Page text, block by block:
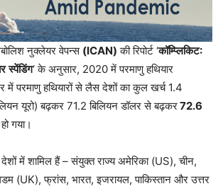
नुक्लेयर वेपन्स (ICAN) की रिपोर्ट ‘कॉम्प्लिकिट:
स्पेंडिंग‘ के अनुसार, 2020 में परमाणु हथियार
में परमाणु हथियारों से लैस देशों का कुल खर्च 1.4
यूरो) बढ़कर 71.2 बिलियन डॉलर से बढ़कर72.6
गया।
में शामिल हैं – संयुक्त राज्य अमेरिका (US), चीन,
(UK), फ्रांस, भारत, इजरायल, पाकिस्तान और उत्तर